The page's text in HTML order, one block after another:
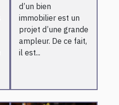
d’un bien
immobilier est un
projet d’une grande
ampleur. De ce fait,
il est...